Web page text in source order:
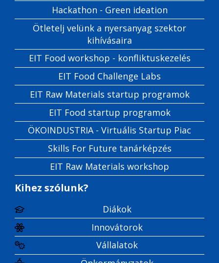
Hackathon - Green ideation
Ötletelj velünk a nyersanyag szektor
kihívásaira
EIT Food workshop - konfliktuskezelés
EIT Food Challenge Labs
EIT Raw Materials startup programok
EIT Food startup programok
ÖKOINDUSTRIA - Virtuális Startup Piac
Skills For Future tanárképzés
EIT Raw Materials workshop
Kihez szólunk?
Diákok
Innovátorok
Vállalatok